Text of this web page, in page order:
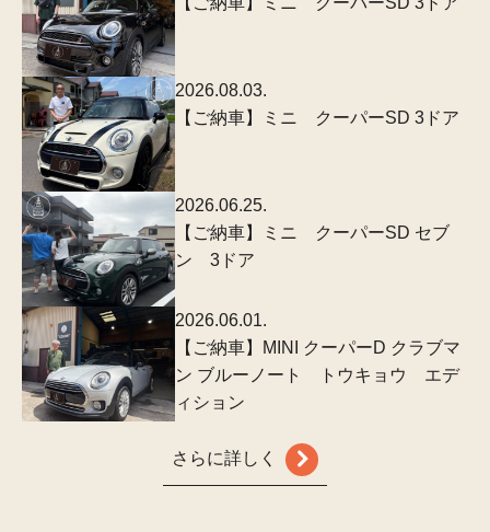
2026.08.03.
【ご納車】ミニ クーパーSD 3ドア
2026.06.25.
【ご納車】ミニ クーパーSD セブ
ン 3ドア
2026.06.01.
【ご納車】MINI クーパーD クラブマ
ン ブルーノート トウキョウ エデ
ィション
さらに詳しく